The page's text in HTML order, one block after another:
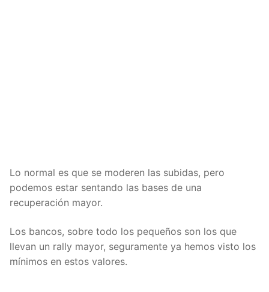
Lo normal es que se moderen las subidas, pero
podemos estar sentando las bases de una
recuperación mayor.
Los bancos, sobre todo los pequeños son los que
llevan un rally mayor, seguramente ya hemos visto los
mínimos en estos valores.